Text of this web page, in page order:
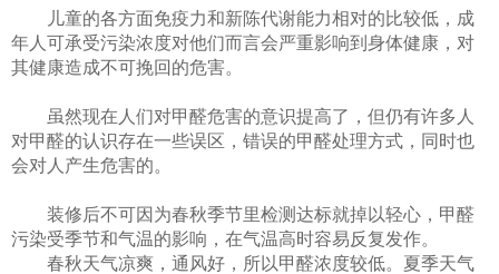
儿童的各方面免疫力和新陈代谢能力相对的比较低，成
年人可承受污染浓度对他们而言会严重影响到身体健康，对
其健康造成不可挽回的危害。
虽然现在人们对甲醛危害的意识提高了，但仍有许多人
对甲醛的认识存在一些误区，错误的甲醛处理方式，同时也
会对人产生危害的。
装修后不可因为春秋季节里检测达标就掉以轻心，甲醛
污染受季节和气温的影响，在气温高时容易反复发作。
春秋天气凉爽，通风好，所以甲醛浓度较低。夏季天气